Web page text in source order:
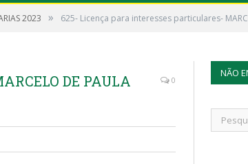
2023 » 625- Licença para interesses particulares-
DE PAULA
0
NÃO